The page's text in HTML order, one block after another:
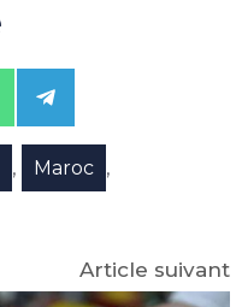
Share
on
Telegram
, Maroc ,
Article suivant